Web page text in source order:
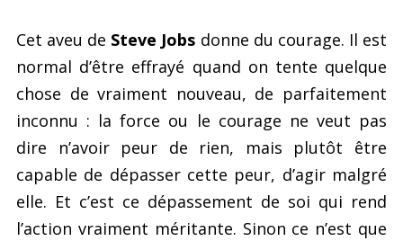
Cet aveu de Steve Jobs donne du courage. Il est
normal d’être effrayé quand on tente quelque
chose de vraiment nouveau, de parfaitement
inconnu : la force ou le courage ne veut pas
dire n’avoir peur de rien, mais plutôt être
capable de dépasser cette peur, d’agir malgré
elle. Et c’est ce dépassement de soi qui rend
l’action vraiment méritante. Sinon ce n’est que